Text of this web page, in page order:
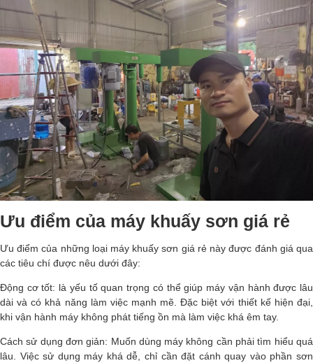
Ưu điểm của máy khuấy sơn giá rẻ
Ưu điểm của những loại máy khuấy sơn giá rẻ này được đánh giá qua
các tiêu chí được nêu dưới đây:
Động cơ tốt: là yếu tố quan trọng có thể giúp máy vận hành được lâu
dài và có khả năng làm việc mạnh mẽ. Đặc biệt với thiết kế hiện đại,
khi vận hành máy không phát tiếng ồn mà làm việc khá êm tay.
Cách sử dụng đơn giản: Muốn dùng máy không cần phải tìm hiểu quá
lâu. Việc sử dụng máy khá dễ, chỉ cần đặt cánh quay vào phần sơn